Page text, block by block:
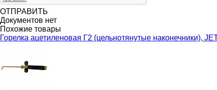
ОТПРАВИТЬ
Документов нет
Похожие товары
Горелка ацетиленовая Г2 (цельнотянутые наконечники),